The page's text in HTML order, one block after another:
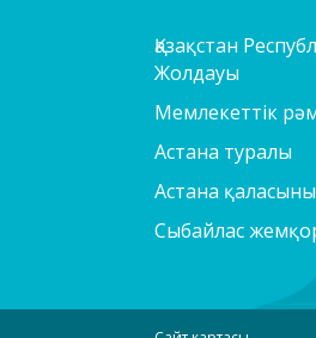
Қазақстан
Жолдауы
Мемлекеттік
Астана туралы
Астана
Сыбайлас